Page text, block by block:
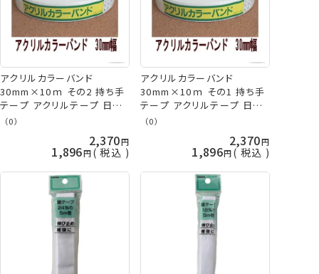
アクリルカラーバンド
30mm×10ｍ その2 持ち手
テープ アクリルテープ 日本
製 国華 手芸の山久
（0）
2,370
1,896 税込
アクリルカラーバンド
30mm×10ｍ その1 持ち手
テープ アクリルテープ 日本
製 国華 手芸の山久
（0）
2,370
1,896 税込